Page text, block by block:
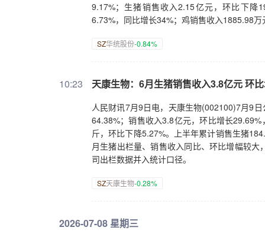
9.17%；生猪销售收入2.15亿元，环比下降
6.73%，同比增长34%；鸡销售收入1885.98
SZ华统股份-0.84%
10:23 天康生物：6月生猪销售收入3.8亿元 环
人民财讯7月9日电，天康生物(002100)7月9
64.38%；销售收入3.8亿元，环比增长
斤，环比下降5.27%。上半年累计销售生猪
月生猪出栏量、销售收入同比、环比增幅较
司出栏数据并入统计口径。
SZ天康生物-0.28%
2026-07-08 星期三